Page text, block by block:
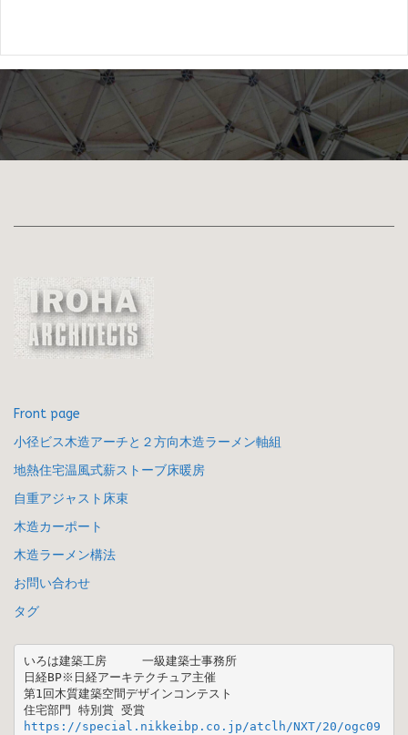
Front page
小径ビス木造アーチと２方向木造ラーメン軸組
地熱住宅温風式薪ストーブ床暖房
自重アジャスト床束
木造カーポート
木造ラーメン構法
お問い合わせ
タグ
いろは建築工房　　　一級建築士事務所
日経BP※日経アーキテクチュア主催
第1回木質建築空間デザインコンテスト
https://special.nikkeibp.co.jp/atclh/NXT/20/ogc09